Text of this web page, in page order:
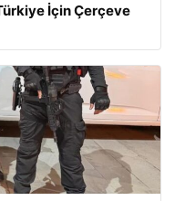
İçin Çerçeve